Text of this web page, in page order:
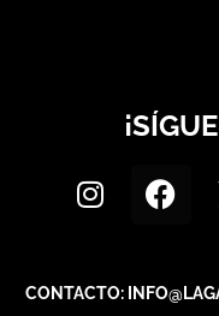
CONTACTO: